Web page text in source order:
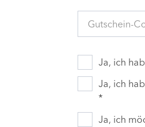
Gutschein-
Ja, ich
Ja, ich
*
Ja, ich